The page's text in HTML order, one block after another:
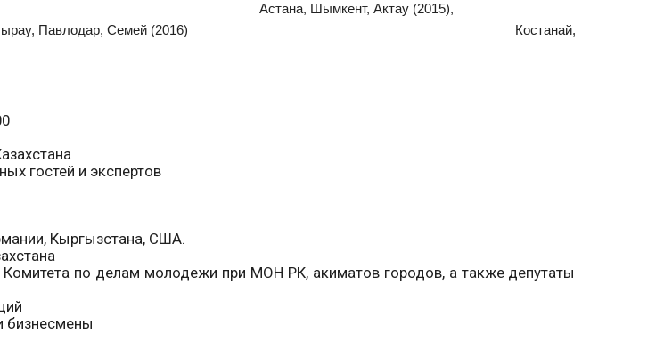
Астана, Шымкент, Актау (2015),
Павлодар, Семей (2016) Костанай,
гостей и экспертов
Кыргызстана, США.
Комитета по делам молодежи при МОН РК, акиматов городов, а также депутаты
бизнесмены